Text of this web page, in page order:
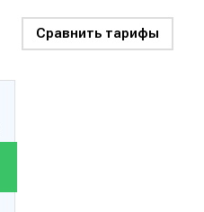
Сравнить тарифы